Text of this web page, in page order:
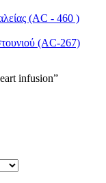
(AC - 460 )
(AC-267)
infusion”